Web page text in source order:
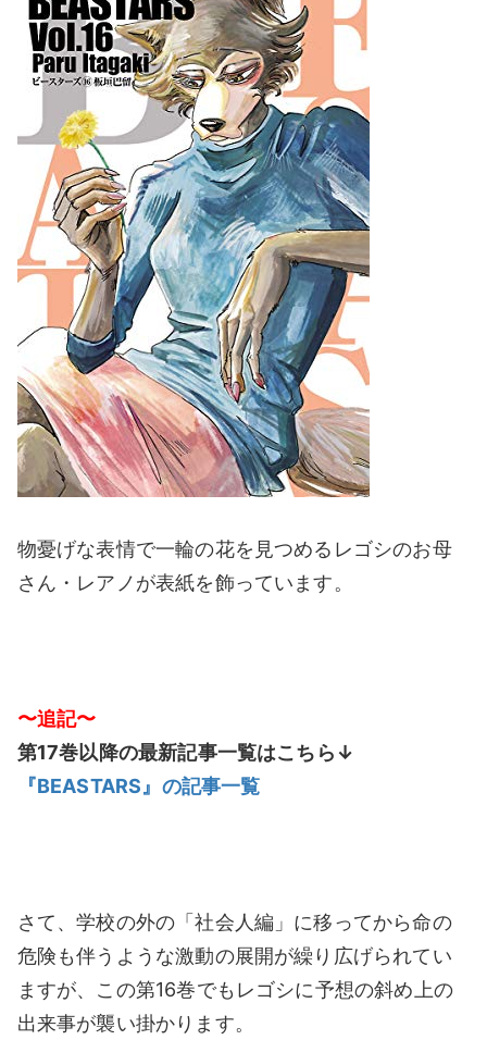
物憂げな表情で一輪の花を見つめるレゴシのお母
さん・レアノが表紙を飾っています。
〜追記〜
第17巻以降の最新記事一覧はこちら↓
『BEASTARS』の記事一覧
さて、学校の外の「社会人編」に移ってから命の
危険も伴うような激動の展開が繰り広げられてい
ますが、この第16巻でもレゴシに予想の斜め上の
出来事が襲い掛かります。